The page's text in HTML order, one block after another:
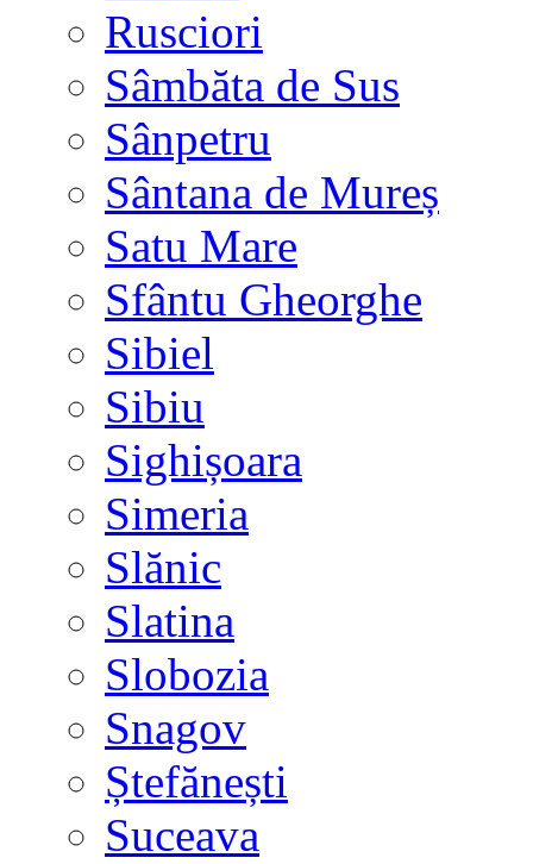
Rusciori
Sâmbăta de Sus
Sânpetru
Sântana de Mureș
Satu Mare
Sfântu Gheorghe
Sibiel
Sibiu
Sighișoara
Simeria
Slănic
Slatina
Slobozia
Snagov
Ștefănești
Suceava